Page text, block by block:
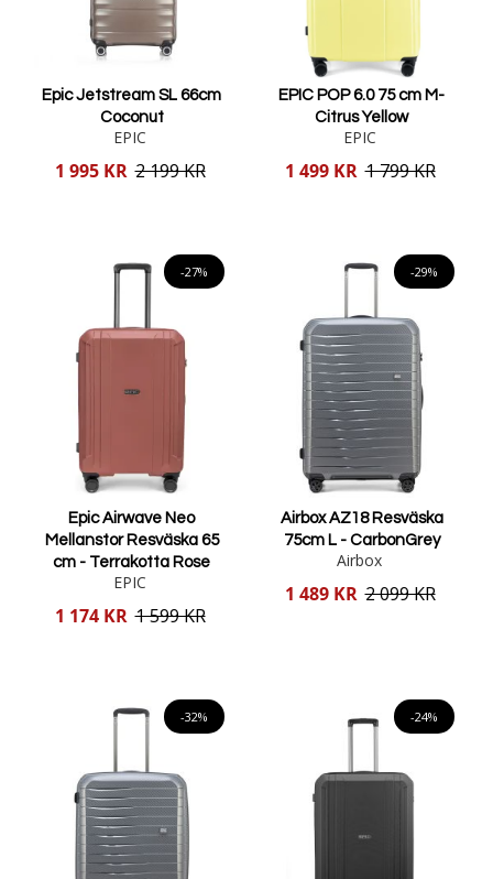
Epic Jetstream SL 66cm
Coconut
EPIC
Reducerat
1 995 KR 2 199 KR
EPIC POP 6.0 75 cm M-
Citrus Yellow
EPIC
Reducerat
1 499 KR 1 799 KR
-27%
Epic Airwave Neo
Mellanstor Resväska 65
cm - Terrakotta Rose
EPIC
Reducerat
1 174 KR 1 599 KR
-29%
Airbox AZ18 Resväska
75cm L - CarbonGrey
Airbox
Reducerat
1 489 KR 2 099 KR
-32% -24%